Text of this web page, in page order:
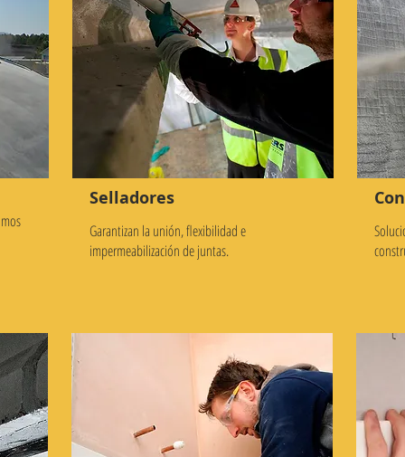
Selladores
Garantizan la unión, flexibilidad e
impermeabilización de juntas.